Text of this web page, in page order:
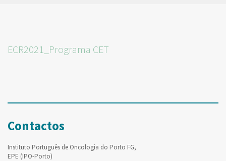
ECR2021_Programa CET
Contactos
Instituto Português de Oncologia do Porto FG,
EPE (IPO-Porto)